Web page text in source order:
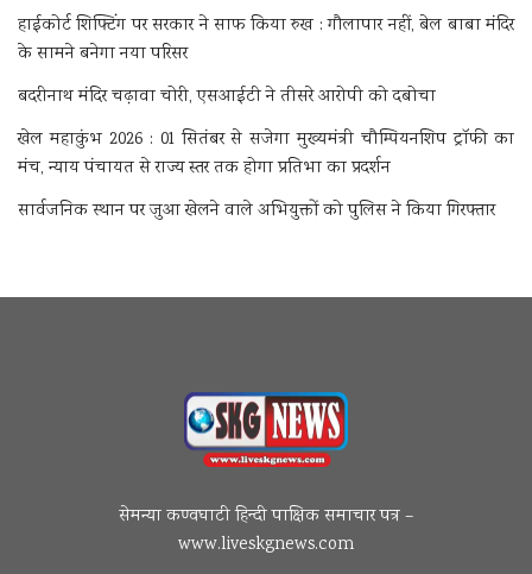
हाईकोर्ट शिफ्टिंग पर सरकार ने साफ किया रुख : गौलापार नहीं, बेल बाबा मंदिर
के सामने बनेगा नया परिसर
बदरीनाथ मंदिर चढ़ावा चोरी, एसआईटी ने तीसरे आरोपी को दबोचा
खेल महाकुंभ 2026 : 01 सितंबर से सजेगा मुख्यमंत्री चौम्पियनशिप ट्रॉफी का
मंच, न्याय पंचायत से राज्य स्तर तक होगा प्रतिभा का प्रदर्शन
सार्वजनिक स्थान पर जुआ खेलने वाले अभियुक्तों को पुलिस ने किया गिरफ्तार
सेमन्या कण्वघाटी हिन्दी पाक्षिक समाचार पत्र –
www.liveskgnews.com